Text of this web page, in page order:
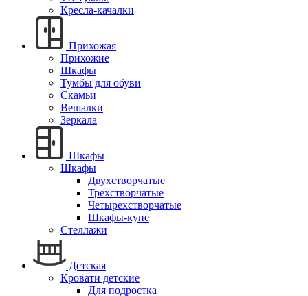
Кресла-качалки
Прихожая
Прихожие
Шкафы
Тумбы для обуви
Скамьи
Вешалки
Зеркала
Шкафы
Шкафы
Двухстворчатые
Трехстворчатые
Четырехстворчатые
Шкафы-купе
Стеллажи
Детская
Кровати детские
Для подростка